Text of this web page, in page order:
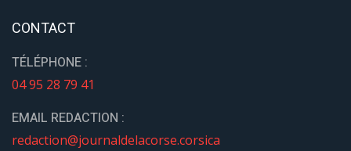
CONTACT
TÉLÉPHONE :
04 95 28 79 41
EMAIL REDACTION :
redaction@journaldelacorse.corsica